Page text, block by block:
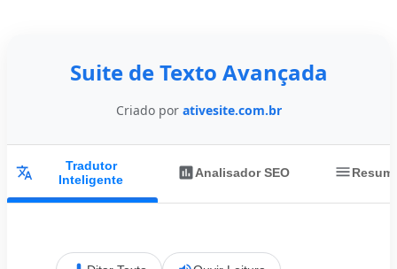
Suite de Texto Avançada
Criado por ativesite.com.br
Tradutor
Inteligente
Analisador SEO